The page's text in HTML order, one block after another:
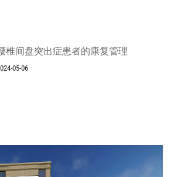
椎间盘突出症患者的康复管理
05-06